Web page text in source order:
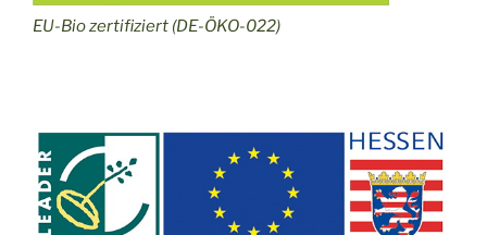
EU-Bio zertifiziert (DE-ÖKO-022)